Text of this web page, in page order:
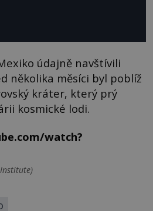
údajně navštívili
několika měsíci byl poblíž
kráter, který prý
kosmické lodi.
watch?